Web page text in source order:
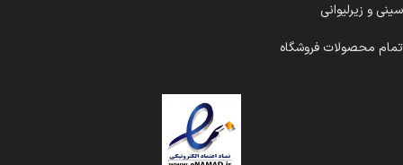
سینی و زیرلیوانی
تمام محصولات فروشگاه